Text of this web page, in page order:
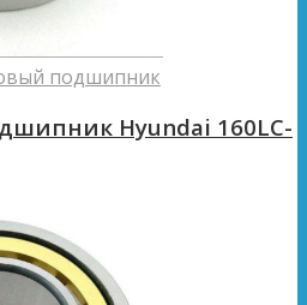
подшипник
Hyundai 160LC-